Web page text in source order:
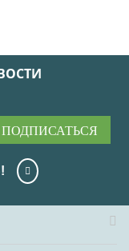
ПОДПИСАТЬСЯ